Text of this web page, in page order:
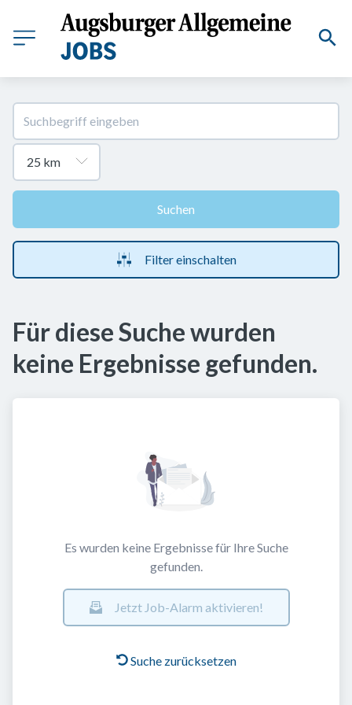
Suchen
Filter einschalten
Für diese Suche wurden
keine Ergebnisse gefunden.
Es wurden keine Ergebnisse für Ihre Suche
gefunden.
Jetzt Job-Alarm aktivieren!
Suche zurücksetzen